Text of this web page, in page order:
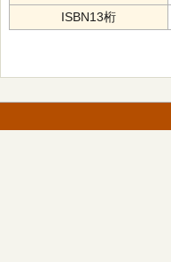
ISBN13桁